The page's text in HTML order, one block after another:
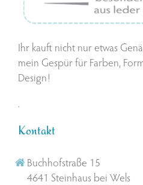
Ihr kauft nicht nur etwas
mein Gespür für Farben,
Design!
.
Kontakt
Buchhofstraße 15
4641 Steinhaus bei Wels